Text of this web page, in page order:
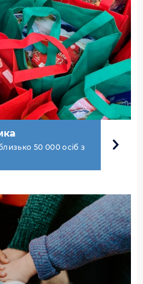
50 000 осіб з